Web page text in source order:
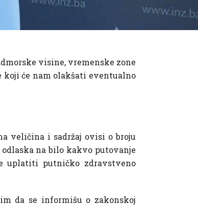
visine, vremenske zone
koji će nam olakšati eventualno
veličina i sadržaj ovisi o broju
na bilo kakvo putovanje
uplatiti putničko zdravstveno
da se informišu o zakonskoj